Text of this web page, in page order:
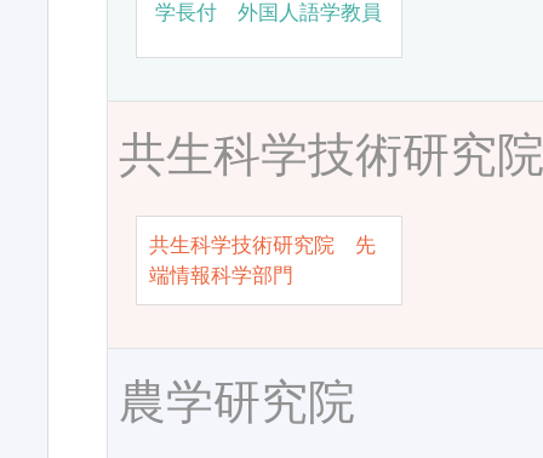
学長付 外国人語学教員
共生科学技術研究
共生科学技術研究院 先
端情報科学部門
農学研究院